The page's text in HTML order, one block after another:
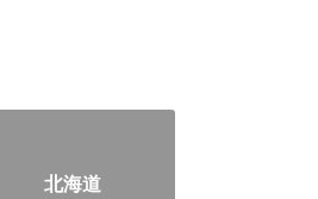
北海道